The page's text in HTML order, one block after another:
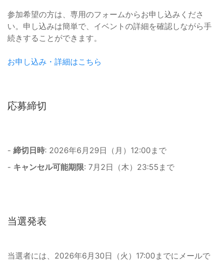
参加希望の方は、専用のフォームからお申し込みくださ
い。申し込みは簡単で、イベントの詳細を確認しながら手
続きすることができます。
お申し込み・詳細はこちら
応募締切
- 締切日時: 2026年6月29日（月）12:00まで
- キャンセル可能期限: 7月2日（木）23:55まで
当選発表
当選者には、2026年6月30日（火）17:00までにメールで